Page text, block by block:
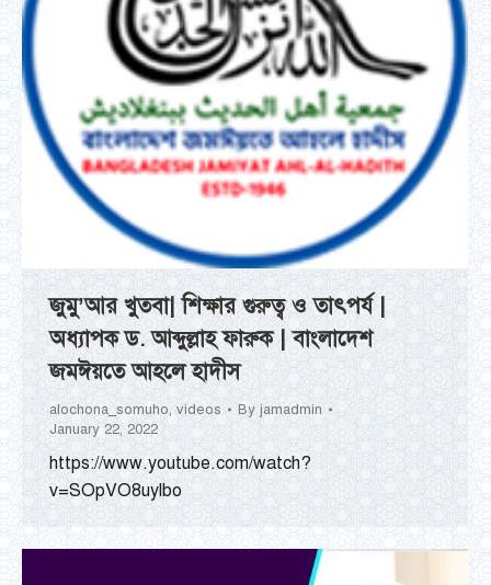
জুমু’আর খুতবা| শিক্ষার গুরুত্ব ও তাৎপর্য |
অধ্যাপক ড. আব্দুল্লাহ ফারুক | বাংলাদেশ
জমঈয়তে আহলে হাদীস
alochona_somuho, videos By jamadmin
January 22, 2022
https://www.youtube.com/watch?
v=SOpVO8uylbo